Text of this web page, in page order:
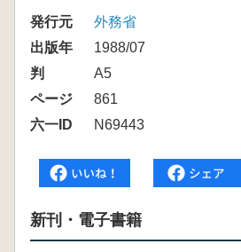
発行元
外務省
出版年
1988/07
判
A5
ページ
861
六一ID
N69443
新刊・電子書籍